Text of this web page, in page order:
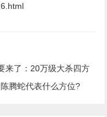
来了：20万级大杀四方
腾蛇代表什么方位?